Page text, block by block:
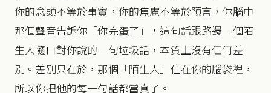
你的念頭不等於事實，你的焦慮不等於預言，你腦中
那個聲音告訴你「你完蛋了」，這句話跟路邊一個陌
生人隨口對你說的一句垃圾話，本質上沒有任何差
別。差別只在於，那個「陌生人」住在你的腦袋裡，
所以你把他的每一句話都當真了。